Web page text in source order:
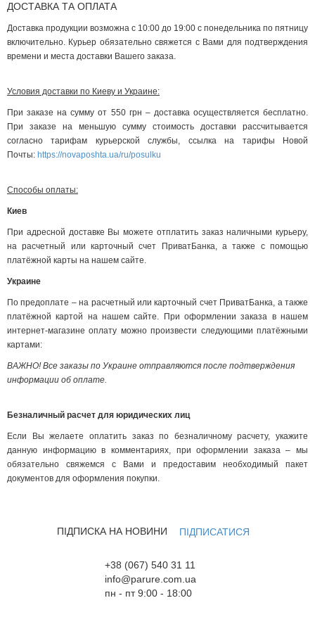
ДОСТАВКА ТА ОПЛАТА
Доставка продукции возможна с 10:00 до 19:00 с понедельника по пятницу
включительно. Курьер обязательно свяжется с Вами для подтверждения
времени и места доставки Вашего заказа.
Условия доставки по Киеву и Украине:
При заказе на сумму от 550 грн – доставка осуществляется бесплатно.
При заказе на меньшую сумму стоимость доставки рассчитывается
согласно тарифам курьерской службы, ссылка на тарифы Новой
Почты: https://novaposhta.ua/ru/posulku
Способы оплаты:
Киев
При адресной доставке Вы можете отплатить заказ наличными курьеру,
на расчетный или карточный счет ПриватБанка, а также с помощью
платёжной карты на нашем сайте.
Украине
По предоплате – на расчетный или карточный счет ПриватБанка, а также
платёжной картой на нашем сайте. При оформлении заказа в нашем
интернет-магазине оплату можно произвести следующими платёжными
картами:
ВАЖНО! Все заказы по Украине отправляются после подтверждения
информации об оплате.
Безналичный расчет для юридических лиц
Если Вы желаете оплатить заказ по безналичному расчету, укажите
данную информацию в комментариях, при оформлении заказа – мы
обязательно свяжемся с Вами и предоставим необходимый пакет
документов для оформления покупки.
ПІДПИСКА НА НОВИНИ ПІДПИСАТИСЯ
+38 (067) 540 31 11
info@parure.com.ua
пн - пт 9:00 - 18:00